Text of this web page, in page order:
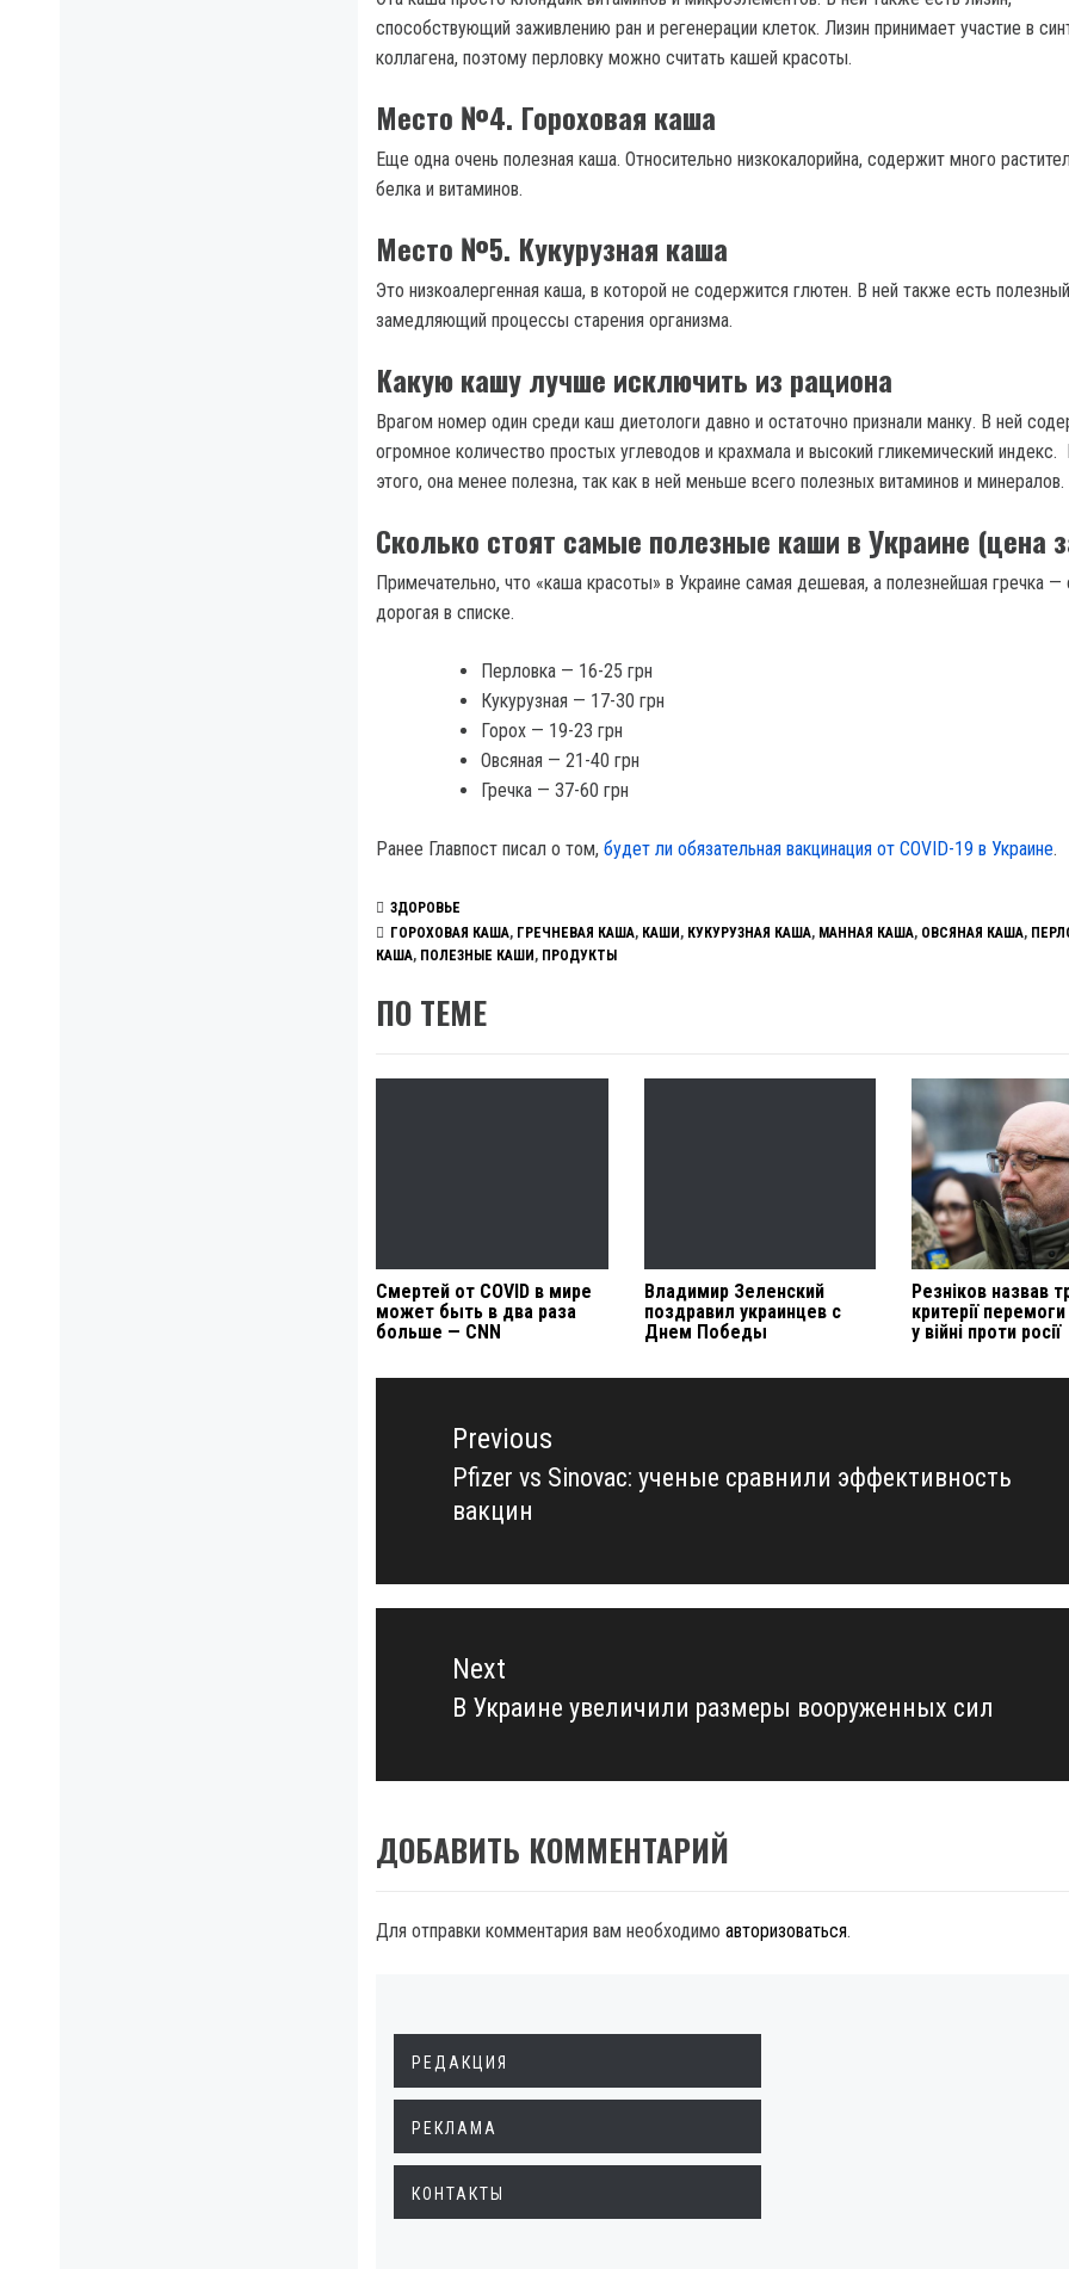
способствующий заживлению ран и регенерации клеток. Лизин принимает участие в
коллагена, поэтому перловку можно считать кашей красоты.
Место №4. Гороховая каша
Еще одна очень полезная каша. Относительно низкокалорийна, содержит много
белка и витаминов.
Место №5. Кукурузная каша
Это низкоалергенная каша, в которой не содержится глютен. В ней также есть
замедляющий процессы старения организма.
Какую кашу лучше исключить из рациона
Врагом номер один среди каш диетологи давно и остаточно признали манку. В ней
огромное количество простых углеводов и крахмала и высокий гликемический
этого, она менее полезна, так как в ней меньше всего полезных витаминов и минералов.
Сколько стоят самые полезные каши в Украине (цена
Примечательно, что «каша красоты» в Украине самая дешевая, а полезнейшая гречка —
дорогая в списке.
Перловка — 16-25 грн
Кукурузная — 17-30 грн
Горох — 19-23 грн
Овсяная — 21-40 грн
Гречка — 37-60 грн
Ранее Главпост писал о том, будет ли обязательная вакцинация от COVID-19 в Украине.
ЗДОРОВЬЕ
ГОРОХОВАЯ КАША, ГРЕЧНЕВАЯ КАША, КАШИ , КУКУРУЗНАЯ КАША, МАННАЯ КАША, ОВСЯНАЯ КАША,
КАША, ПОЛЕЗНЫЕ КАШИ , ПРОДУКТЫ
ПО ТЕМЕ
Смертей от COVID в мире
может быть в два раза
больше — CNN
Владимир Зеленский
поздравил украинцев с
Днем Победы
Резніков назвав
критерії перемоги
у війні проти росії
Навигация
записямPrevious
Previous
post:
Pfizer vs Sinovac: ученые сравнили эффективность
вакцин
Next
Next
В Украине увеличили размеры вооруженных сил
ДОБАВИТЬ КОММЕНТАРИЙ
Для отправки комментария вам необходимо авторизоваться.
РЕДАКЦИЯ
РЕКЛАМА
КОНТАКТЫ